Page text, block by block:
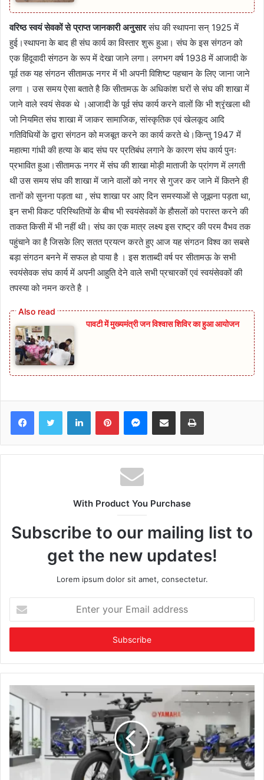
वरिष्ठ स्वयं सेवकों से प्राप्त जानकारी अनुसारसंघ की स्थापना सन् 1925 में
हुई।स्थापना के बाद ही संघ कार्य का विस्तार शुरू हुआ। संघ के इस संगठन को
एक हिंदूवादी संगठन के रूप में देखा जाने लगा। लगभग वर्ष 1938 में आजादी के
पूर्व तक यह संगठन सीतामऊ नगर में भी अपनी विशिष्ट पहचान के लिए जाना जाने
लगा । उस समय ऐसा बताते है कि सीतामऊ के अधिकांश घरों से संघ की शाखा में
जाने वाले स्वयं सेवक थे ।आजादी के पूर्व संघ कार्य करने वालों कि भी श्रृंखला थी
जो नियमित संघ शाखा में जाकर सामाजिक, सांस्कृतिक एवं खेलकूद आदि
गतिविधियों के द्वारा संगठन को मजबूत करने का कार्य करते थे।किन्तु 1947 में
महात्मा गांधी की हत्या के बाद संघ पर प्रतिबंध लगाने के कारण संघ कार्य पुनः
प्रभावित हुआ।सीतामऊ नगर में संघ की शाखा मोड़ी माताजी के प्रांगण में लगती
थी उस समय संघ की शाखा में जाने वालों को नगर से गुजर कर जाने में कितने ही
तानों को सुनना पड़ता था , संघ शाखा पर आए दिन समस्याओं से जूझना पड़ता था,
इन सभी विकट परिस्थितियों के बीच भी स्वयंसेवकों के हौसलों को परास्त करने की
ताकत किसी में भी नहीं थी। संघ का एक मात्र लक्ष्य इस राष्ट्र की परम वैभव तक
पहुंचाने का है जिसके लिए सतत प्रयत्न करते हुए आज यह संगठन विश्व का सबसे
बड़ा संगठन बनने में सफल हो पाया है । इस शताब्दी वर्ष पर सीतामऊ के सभी
स्वयंसेवक संघ कार्य में अपनी आहुति देने वाले सभी प्रचारकों एवं स्वयंसेवकों की
तपस्या को नमन करते है ।
पावटी में मुख्यमंत्री जन विश्वास शिविर का हुआ आयोजन
FacebookTwitter LinkedInPinterestMessenger
Share via Email Print
With Product You Purchase
Subscribe to our mailing list to
get the new updates!
Lorem ipsum dolor sit amet, consectetur.
your
Email